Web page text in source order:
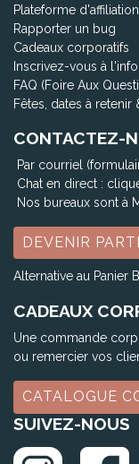
Plateforme
Rapporter un bug
Cadeaux corporatifs
Inscrivez-vous à
FAQ (Foire Aux
Fêtes, dates à retenir
CONTACTEZ-
Par courriel
Chat en direct :
Nos bureaux sont à
DEVENIR
Alternative au Panier
CADEAUX
Une commande
ou remercier vos
CATALOGUE
SUIVEZ-NOUS